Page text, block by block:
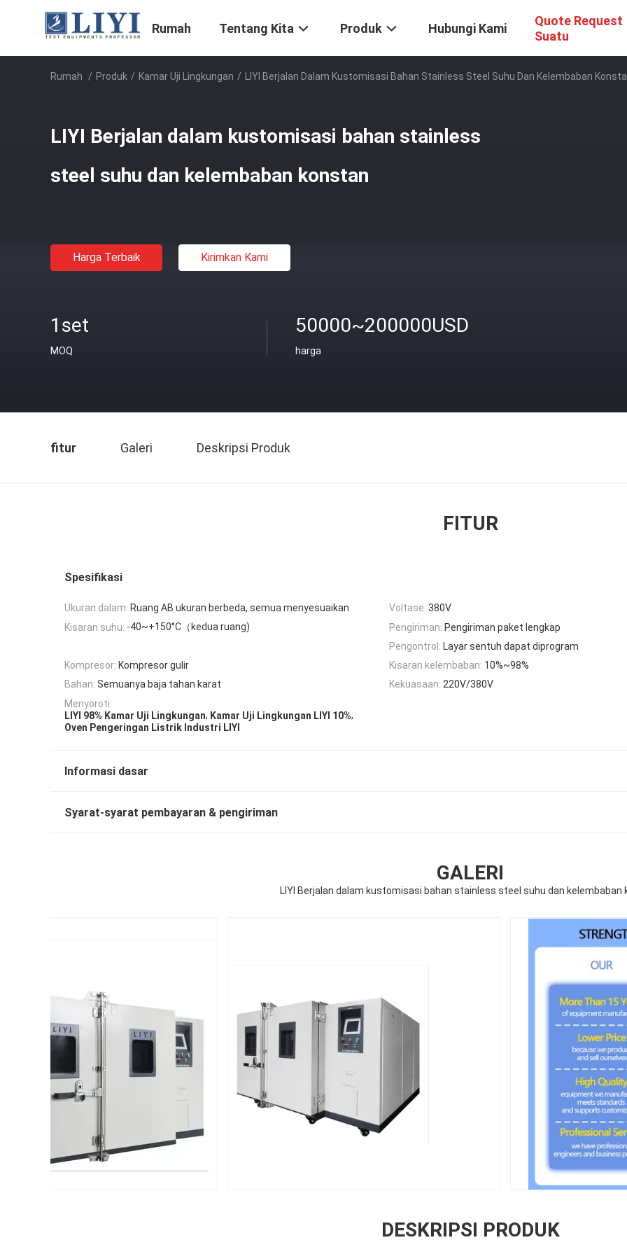
Rumah Tentang Kita Produk Hubungi Kami
Quote Request
Suatu
Rumah / Produk / Kamar Uji Lingkungan / LIYI Berjalan Dalam Kustomisasi Bahan Stainless Steel Suhu Dan Kelembaban
LIYI Berjalan dalam kustomisasi bahan stainless
steel suhu dan kelembaban konstan
Harga Terbaik Kirimkan Kami
1set
MOQ
50000~200000USD
harga
fitur Galeri Deskripsi Produk
FITUR
Spesifikasi
Ukuran dalam: Ruang AB ukuran berbeda, semua menyesuaikan Voltase: 380V
Kisaran suhu: -40~+150°C（kedua ruang) Pengiriman: Pengiriman paket lengkap
Pengontrol: Layar sentuh dapat diprogram
Kompresor: Kompresor gulir Kisaran kelembaban: 10%~98%
Bahan: Semuanya baja tahan karat Kekuasaan: 220V/380V
Menyoroti:
LIYI 98% Kamar Uji Lingkungan, Kamar Uji Lingkungan LIYI 10%,
Oven Pengeringan Listrik Industri LIYI
Informasi dasar
Syarat-syarat pembayaran & pengiriman
GALERI
LIYI Berjalan dalam kustomisasi bahan stainless steel suhu dan kelembaban
DESKRIPSI PRODUK